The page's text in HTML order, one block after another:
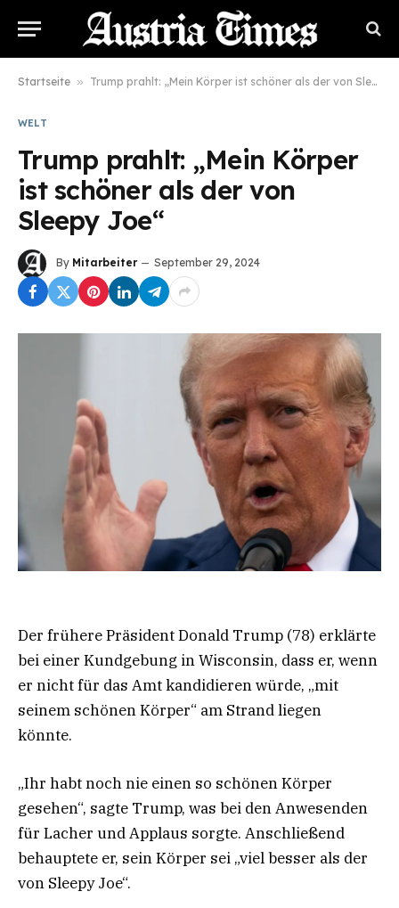
Startseite » Trump prahlt: „Mein Körper ist schöner als der von Sleepy Joe“
WELT
Trump prahlt: „Mein Körper
ist schöner als der von
Sleepy Joe“
By Mitarbeiter September 29, 2024
Der frühere Präsident Donald Trump (78) erklärte
bei einer Kundgebung in Wisconsin, dass er, wenn
er nicht für das Amt kandidieren würde, „mit
seinem schönen Körper“ am Strand liegen
könnte.
„Ihr habt noch nie einen so schönen Körper
gesehen“, sagte Trump, was bei den Anwesenden
für Lacher und Applaus sorgte. Anschließend
behauptete er, sein Körper sei „viel besser als der
von Sleepy Joe“.